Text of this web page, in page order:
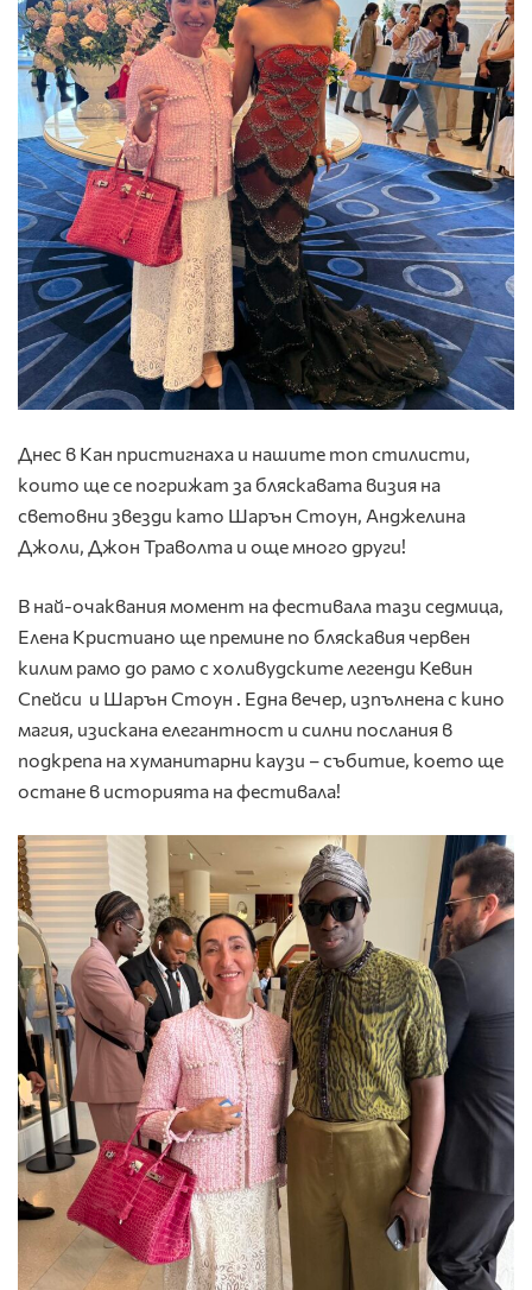
Днес в Кан пристигнаха и нашите топ стилисти,
които ще се погрижат за бляскавата визия на
световни звезди като Шарън Стоун, Анджелина
Джоли, Джон Траволта и още много други!
В най-очаквания момент на фестивала тази седмица,
Елена Кристиано ще премине по бляскавия червен
килим рамо до рамо с холивудските легенди Кевин
Спейси и Шарън Стоун . Една вечер, изпълнена с кино
магия, изискана елегантност и силни послания в
подкрепа на хуманитарни каузи – събитие, което ще
остане в историята на фестивала!